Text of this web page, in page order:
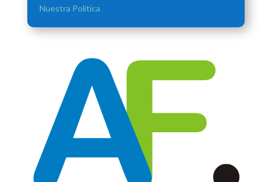
Nuestra Política